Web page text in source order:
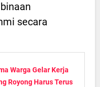
secara
Warga Gelar Kerja
Royong Harus Terus